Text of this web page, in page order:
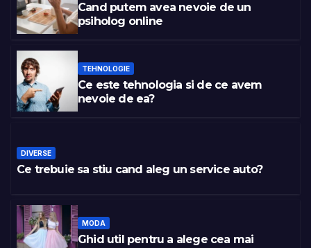
Cand putem avea nevoie de un
psiholog online
TEHNOLOGIE
Ce este tehnologia si de ce avem
nevoie de ea?
DIVERSE
Ce trebuie sa stiu cand aleg un service auto?
MODA
Ghid util pentru a alege cea mai